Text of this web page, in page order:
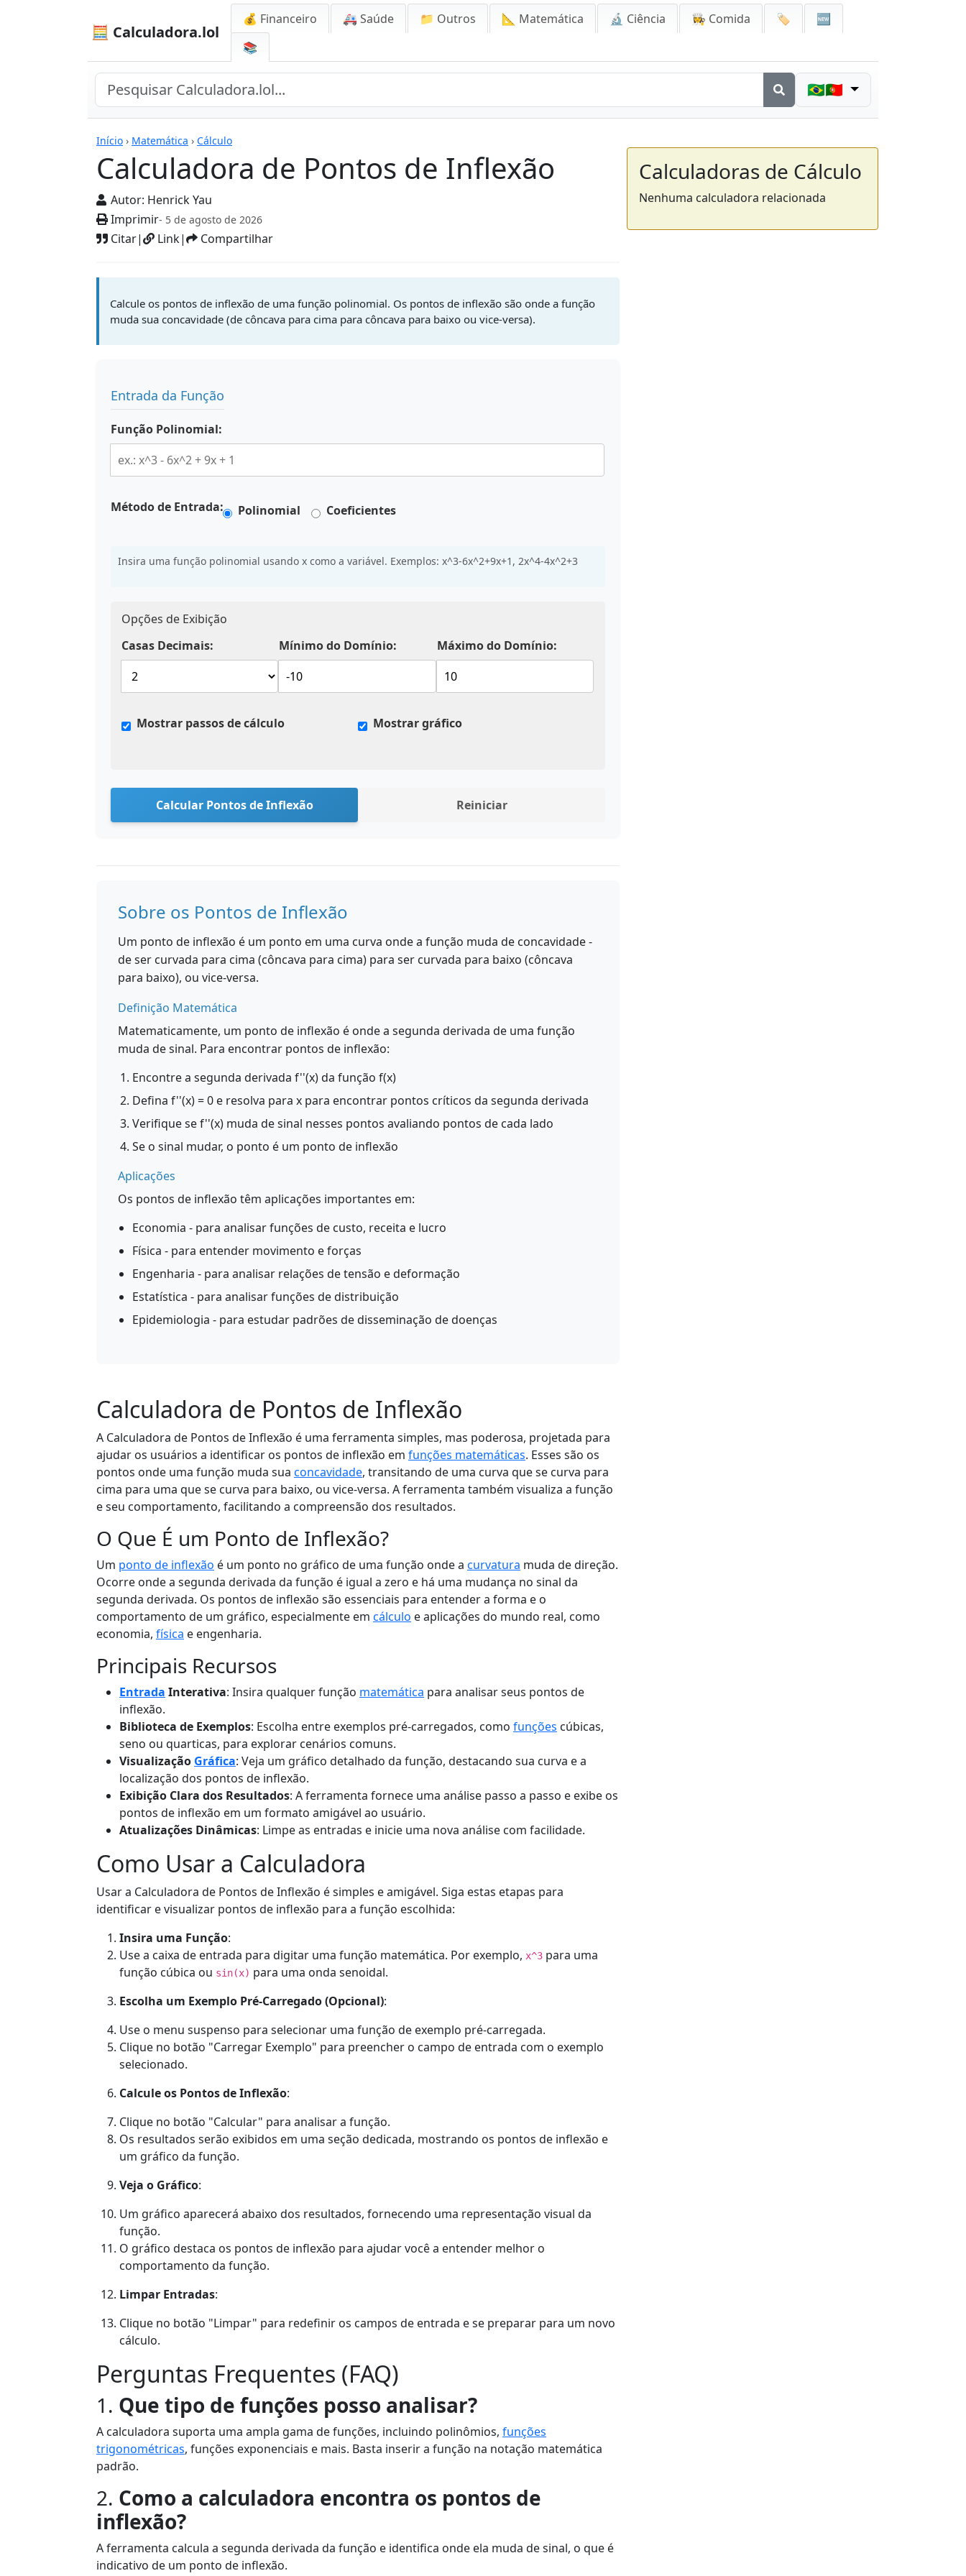
🧮 Calculadora.lol
💰 Financeiro 🚑 Saúde 📁 Outros 📐 Matemática 🔬 Ciência 👩‍🍳 Comida 🏷️
🆕
📚
🇧🇷🇵🇹
Início › Matemática › Cálculo
Calculadora de Pontos de Inflexão
Autor: Henrick Yau
Imprimir- 5 de agosto de 2026
Citar| Link| Compartilhar
Calculadoras
Calcule os pontos de inflexão de uma função polinomial. Os pontos de inflexão são onde a função
muda sua concavidade (de côncava para cima para côncava para baixo ou vice-versa).
Entrada da Função
Função Polinomial:
Método de Entrada: Polinomial Coeficientes
Insira uma função polinomial usando x como a variável. Exemplos: x^3-6x^2+9x+1, 2x^4-4x^2+3
Opções de Exibição
Casas Decimais:
Mínimo do Domínio: Máximo do Domínio:
Mostrar passos de cálculo Mostrar gráfico
Calcular Pontos de Inflexão Reiniciar
Sobre os Pontos de Inflexão
Um ponto de inflexão é um ponto em uma curva onde a função muda de concavidade -
de ser curvada para cima (côncava para cima) para ser curvada para baixo (côncava
para baixo), ou vice-versa.
Definição Matemática
Matematicamente, um ponto de inflexão é onde a segunda derivada de uma função
muda de sinal. Para encontrar pontos de inflexão:
Encontre a segunda derivada f''(x) da função f(x)
Defina f''(x) = 0 e resolva para x para encontrar pontos críticos da segunda derivada
Verifique se f''(x) muda de sinal nesses pontos avaliando pontos de cada lado
Se o sinal mudar, o ponto é um ponto de inflexão
Aplicações
Os pontos de inflexão têm aplicações importantes em:
Economia - para analisar funções de custo, receita e lucro
Física - para entender movimento e forças
Engenharia - para analisar relações de tensão e deformação
Estatística - para analisar funções de distribuição
Epidemiologia - para estudar padrões de disseminação de doenças
Calculadora de Pontos de Inflexão
A Calculadora de Pontos de Inflexão é uma ferramenta simples, mas poderosa, projetada para
ajudar os usuários a identificar os pontos de inflexão em funções matemáticas. Esses são os
pontos onde uma função muda sua concavidade, transitando de uma curva que se curva para
cima para uma que se curva para baixo, ou vice-versa. A ferramenta também visualiza a função
e seu comportamento, facilitando a compreensão dos resultados.
O Que É um Ponto de Inflexão?
Um ponto de inflexão é um ponto no gráfico de uma função onde a curvatura muda de direção.
Ocorre onde a segunda derivada da função é igual a zero e há uma mudança no sinal da
segunda derivada. Os pontos de inflexão são essenciais para entender a forma e o
comportamento de um gráfico, especialmente em cálculo e aplicações do mundo real, como
economia, física e engenharia.
Principais Recursos
Entrada Interativa: Insira qualquer função matemática para analisar seus pontos de
inflexão.
Biblioteca de Exemplos: Escolha entre exemplos pré-carregados, como funções cúbicas,
seno ou quarticas, para explorar cenários comuns.
Visualização Gráfica: Veja um gráfico detalhado da função, destacando sua curva e a
localização dos pontos de inflexão.
Exibição Clara dos Resultados: A ferramenta fornece uma análise passo a passo e exibe os
pontos de inflexão em um formato amigável ao usuário.
Atualizações Dinâmicas: Limpe as entradas e inicie uma nova análise com facilidade.
Como Usar a Calculadora
Usar a Calculadora de Pontos de Inflexão é simples e amigável. Siga estas etapas para
identificar e visualizar pontos de inflexão para a função escolhida:
Insira uma Função:
Use a caixa de entrada para digitar uma função matemática. Por exemplo, x^3 para uma
função cúbica ou sin(x) para uma onda senoidal.
Escolha um Exemplo Pré-Carregado (Opcional):
Use o menu suspenso para selecionar uma função de exemplo pré-carregada.
Clique no botão "Carregar Exemplo" para preencher o campo de entrada com o exemplo
selecionado.
Calcule os Pontos de Inflexão:
Clique no botão "Calcular" para analisar a função.
Os resultados serão exibidos em uma seção dedicada, mostrando os pontos de inflexão e
um gráfico da função.
Veja o Gráfico:
Um gráfico aparecerá abaixo dos resultados, fornecendo uma representação visual da
função.
O gráfico destaca os pontos de inflexão para ajudar você a entender melhor o
comportamento da função.
Limpar Entradas:
Clique no botão "Limpar" para redefinir os campos de entrada e se preparar para um novo
cálculo.
Perguntas Frequentes (FAQ)
1. Que tipo de funções posso analisar?
A calculadora suporta uma ampla gama de funções, incluindo polinômios, funções
trigonométricas, funções exponenciais e mais. Basta inserir a função na notação matemática
padrão.
2. Como a calculadora encontra os pontos de
inflexão?
A ferramenta calcula a segunda derivada da função e identifica onde ela muda de sinal, o que é
indicativo de um ponto de inflexão.
Calculadoras de Cálculo
Nenhuma calculadora relacionada